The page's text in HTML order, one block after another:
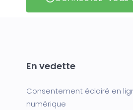
En vedette
Consentement éclairé en
numérique